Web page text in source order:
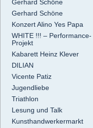
Gerhard Schöne
Gerhard Schöne
Konzert Alino Yes Papa
WHITE !!! – Performance-
Projekt
Kabarett Heinz Klever
DILIAN
Vicente Patiz
Jugendliebe
Triathlon
Lesung und Talk
Kunsthandwerkermarkt